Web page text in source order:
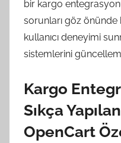
bir kargo
sorunları göz
kullanıcı deneyimi
sistemlerini
Kargo
Sıkça
OpenCart